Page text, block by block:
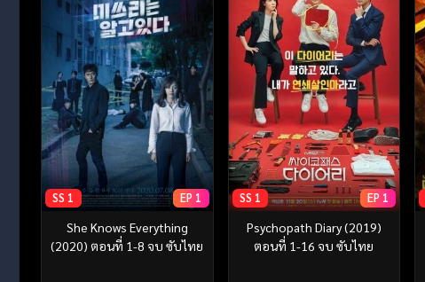
SS 1 EP 1
She Knows Everything
(2020) ตอนที่ 1-8 จบ ซับไทย
SS 1 EP 1
Psychopath Diary (2019)
ตอนที่ 1-16 จบ ซับไทย